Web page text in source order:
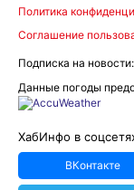
Политика
Соглашение
Подписка на новости:
Данные погоды
ХабИнфо в
ВКонтакте